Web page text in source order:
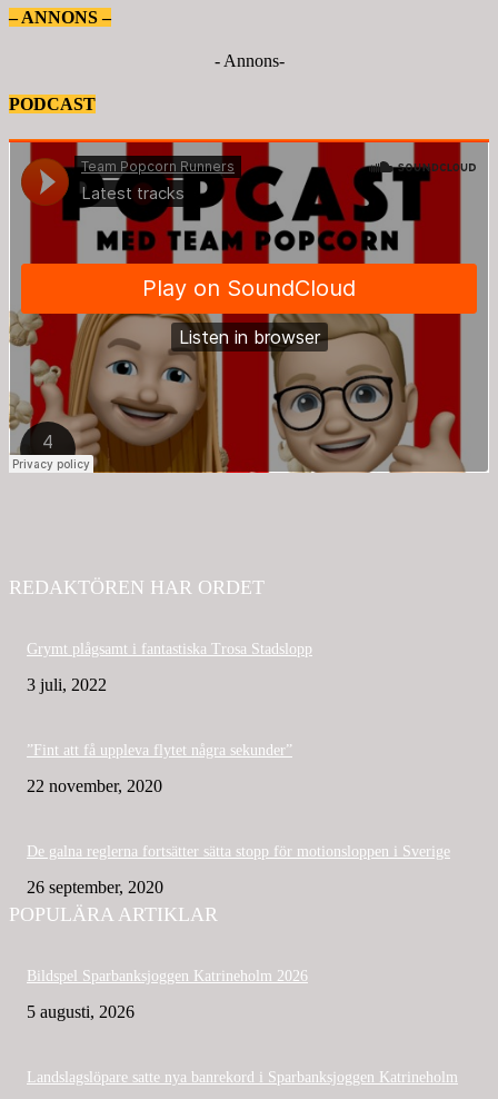
– ANNONS –
- Annons-
PODCAST
REDAKTÖREN HAR ORDET
Grymt plågsamt i fantastiska Trosa Stadslopp
3 juli, 2022
”Fint att få uppleva flytet några sekunder”
22 november, 2020
De galna reglerna fortsätter sätta stopp för motionsloppen i Sverige
26 september, 2020
POPULÄRA ARTIKLAR
Bildspel Sparbanksjoggen Katrineholm 2026
5 augusti, 2026
Landslagslöpare satte nya banrekord i Sparbanksjoggen Katrineholm